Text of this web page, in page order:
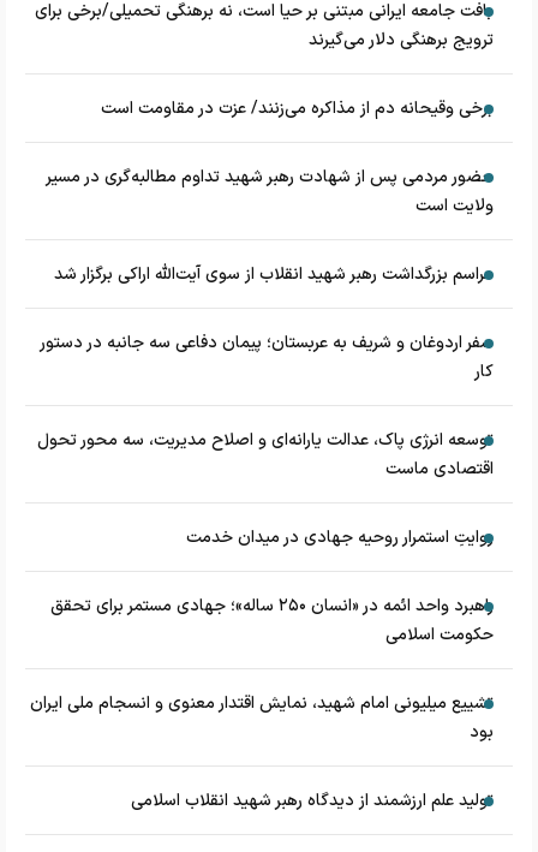
بافت جامعه ایرانی مبتنی بر حیا است، نه برهنگی تحمیلی/برخی برای
ترویج برهنگی دلار می‌گیرند
برخی وقیحانه دم از مذاکره می‌زنند/ عزت در مقاومت است
حضور مردمی پس از شهادت رهبر شهید تداوم مطالبه‌گری در مسیر
ولایت است
مراسم بزرگداشت رهبر شهید انقلاب از سوی آیت‌الله اراکی برگزار شد
سفر اردوغان و شریف به عربستان؛ پیمان دفاعی سه جانبه در دستور
کار
توسعه انرژی پاک، عدالت یارانه‌ای و اصلاح مدیریت، سه محور تحول
اقتصادی ماست
روایتِ استمرار روحیه جهادی در میدان خدمت
راهبرد واحد ائمه در «انسان ۲۵۰ ساله»؛ جهادی مستمر برای تحقق
حکومت اسلامی
تشییع میلیونی امام شهید، نمایش اقتدار معنوی و انسجام ملی ایران
بود
تولید علم ارزشمند از دیدگاه رهبر شهید انقلاب اسلامی